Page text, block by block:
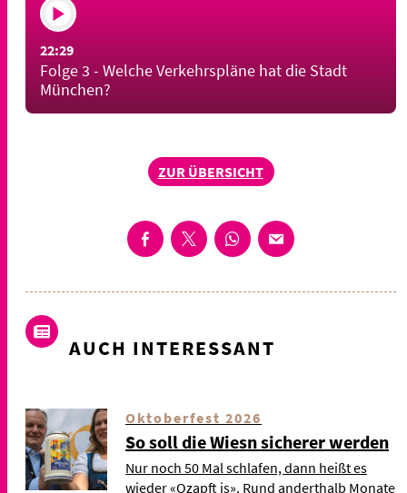
22:29
Folge 3 - Welche Verkehrspläne hat die Stadt
München?
ZUR ÜBERSICHT
AUCH INTERESSANT
Oktoberfest 2026
So soll die Wiesn sicherer werden
Nur noch 50 Mal schlafen, dann heißt es
wieder «Ozapft is». Rund anderthalb Monate